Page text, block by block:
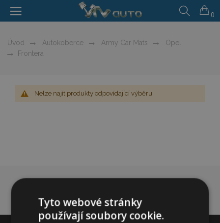
0
Úvod Autokoberce Army Car Mats
Opel
Frontera
Nelze najít produkty odpovídající výběru.
Tyto webové stránky
používají soubory cookie.